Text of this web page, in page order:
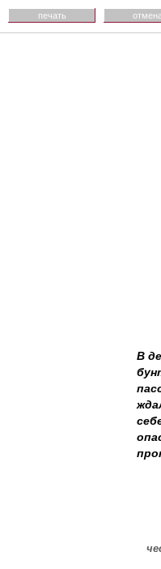
В
печать отмена